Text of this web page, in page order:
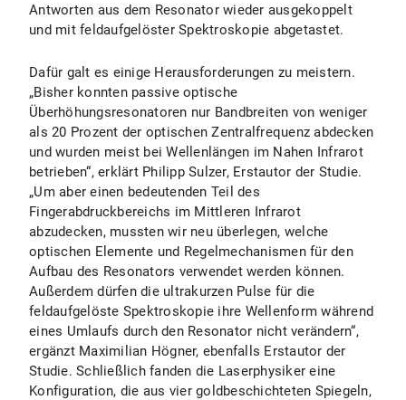
Antworten aus dem Resonator wieder ausgekoppelt
und mit feldaufgelöster Spektroskopie abgetastet.
Dafür galt es einige Herausforderungen zu meistern.
„Bisher konnten passive optische
Überhöhungsresonatoren nur Bandbreiten von weniger
als 20 Prozent der optischen Zentralfrequenz abdecken
und wurden meist bei Wellenlängen im Nahen Infrarot
betrieben“, erklärt Philipp Sulzer, Erstautor der Studie.
„Um aber einen bedeutenden Teil des
Fingerabdruckbereichs im Mittleren Infrarot
abzudecken, mussten wir neu überlegen, welche
optischen Elemente und Regelmechanismen für den
Aufbau des Resonators verwendet werden können.
Außerdem dürfen die ultrakurzen Pulse für die
feldaufgelöste Spektroskopie ihre Wellenform während
eines Umlaufs durch den Resonator nicht verändern“,
ergänzt Maximilian Högner, ebenfalls Erstautor der
Studie. Schließlich fanden die Laserphysiker eine
Konfiguration, die aus vier goldbeschichteten Spiegeln,